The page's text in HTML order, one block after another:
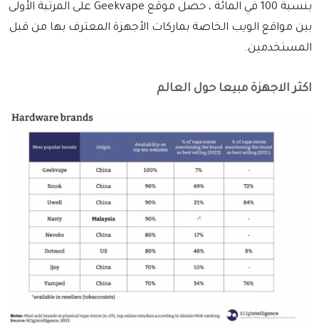
بنسبة 100 في المائة ، حصل موقع Geekvape على المرتبة الأولى
بين مواقع الويب الخاصة بماركات الأجهزة المعترف بها من قبل
المستخدمين.
اكثر الاجهزة مبيعا حول العالم